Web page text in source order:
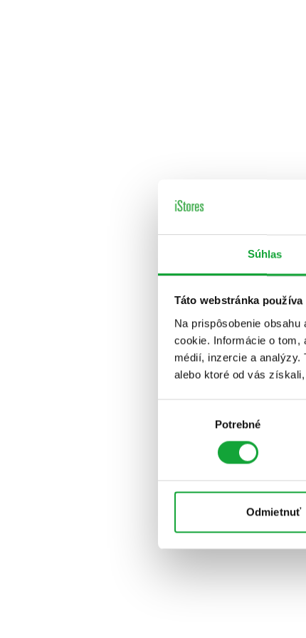
Súhlas
Táto webstránka
Na prispôsobenie
cookie. Informácie o tom,
médií, inzercie a
alebo ktoré od vás
Potrebné
Odmietnuť